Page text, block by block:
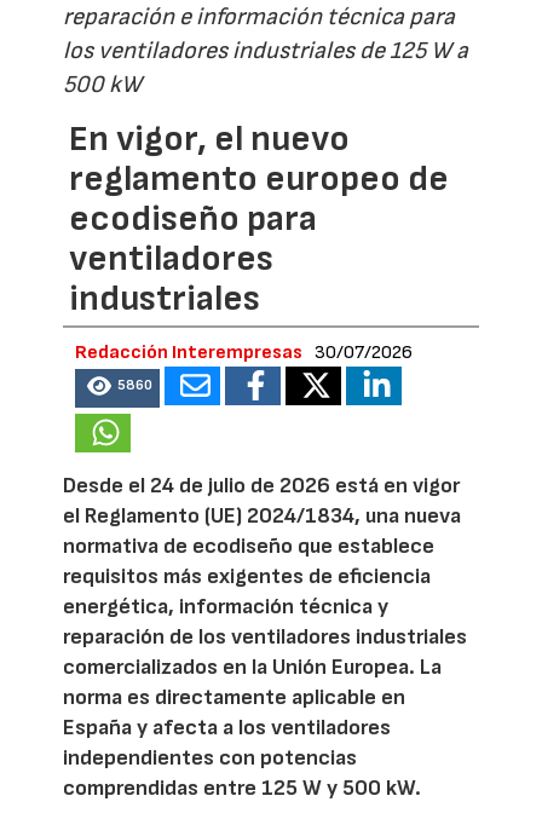
reparación e información técnica para
los ventiladores industriales de 125 W a
500 kW
En vigor, el nuevo
reglamento europeo de
ecodiseño para
ventiladores
industriales
Redacción Interempresas 30/07/2026
5860
Desde el 24 de julio de 2026 está en vigor
el Reglamento (UE) 2024/1834, una nueva
normativa de ecodiseño que establece
requisitos más exigentes de eficiencia
energética, información técnica y
reparación de los ventiladores industriales
comercializados en la Unión Europea. La
norma es directamente aplicable en
España y afecta a los ventiladores
independientes con potencias
comprendidas entre 125 W y 500 kW.